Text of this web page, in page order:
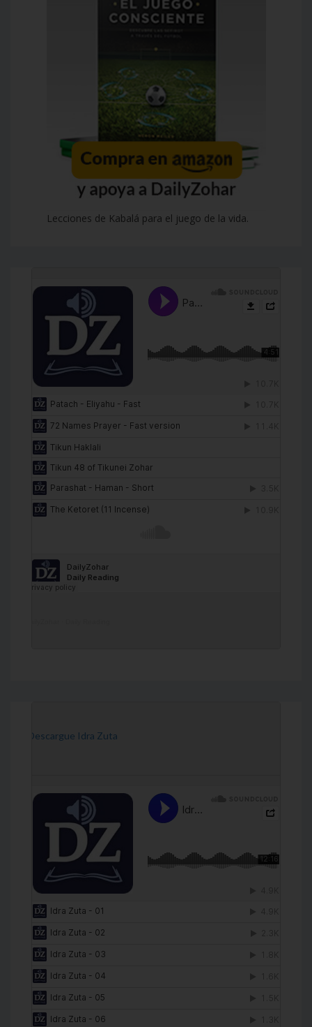
Lecciones de Kabalá para el juego de la vida.
[Descargue Idra Zuta